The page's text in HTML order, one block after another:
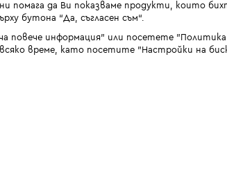
да Ви показваме продукти, които
бутона “Да, съгласен съм“.
повече информация" или посетете
време, като посетите "Настройки на